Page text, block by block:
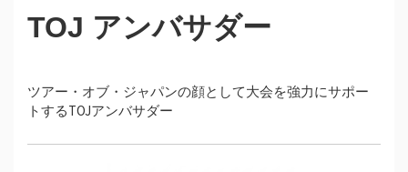
TOJ アンバサダー
ツアー・オブ・ジャパンの顔として大会を強力にサポー
トするTOJアンバサダー